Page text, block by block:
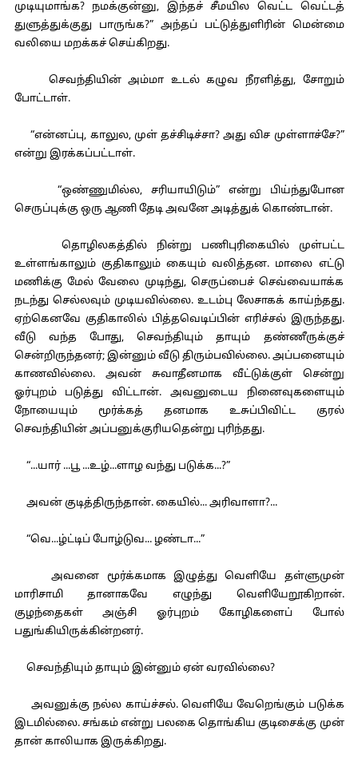
முடியுமாங்க? நமக்குன்னு, இந்தச் சீமயில வெட்ட வெட்டத்
துளுத்துக்குது பாருங்க?” அந்தப் பட்டுத்துளிரின் மென்மை
வலியை மறக்கச் செய்கிறது.
செவந்தியின் அம்மா உடல் கழுவ நீரளித்து, சோறும்
போட்டாள்.
“என்னப்பு, காலுல, முள் தச்சிடிச்சா? அது விச முள்ளாச்சே?”
என்று இரக்கப்பட்டாள்.
“ஒண்ணுமில்ல, சரியாயிடும்” என்று பிய்ந்துபோன
செருப்புக்கு ஒரு ஆணி தேடி அவனே அடித்துக் கொண்டான்.
தொழிலகத்தில் நின்று பணிபுரிகையில் முள்பட்ட
உள்ளங்காலும் குதிகாலும் கையும் வலித்தன. மாலை எட்டு
மணிக்கு மேல் வேலை முடிந்து, செருப்பைச் செவ்வையாக்க
நடந்து செல்லவும் முடியவில்லை. உடம்பு லேசாகக் காய்ந்தது.
ஏற்கெனவே குதிகாலில் பித்தவெடிப்பின் எரிச்சல் இருந்தது.
வீடு வந்த போது, செவந்தியும் தாயும் தண்ணீருக்குச்
சென்றிருந்தனர்; இன்னும் வீடு திரும்பவில்லை. அப்பனையும்
காணவில்லை. அவன் சுவாதீனமாக வீட்டுக்குள் சென்று
ஓர்புறம் படுத்து விட்டான். அவனுடைய நினைவுகளையும்
நோயையும் மூர்க்கத் தனமாக உசுப்பிவிட்ட குரல்
செவந்தியின் அப்பனுக்குரியதென்று புரிந்தது.
“...யார் ...பூ ...உழ்...ளாழ வந்து படுக்க...?”
அவன் குடித்திருந்தான். கையில்... அரிவாளா?...
“வெ...ழ்ட்டிப் போழ்டுவ... ழண்டா...”
அவனை மூர்க்கமாக இழுத்து வெளியே தள்ளுமுன்
மாரிசாமி தானாகவே எழுந்து வெளியேறூகிறான்.
குழந்தைகள் அஞ்சி ஓர்புறம் கோழிகளைப் போல்
பதுங்கியிருக்கின்றனர்.
செவந்தியும் தாயும் இன்னும் ஏன் வரவில்லை?
அவனுக்கு நல்ல காய்ச்சல். வெளியே வேறெங்கும் படுக்க
இடமில்லை. சங்கம் என்று பலகை தொங்கிய குடிசைக்கு முன்
தான் காலியாக இருக்கிறது.